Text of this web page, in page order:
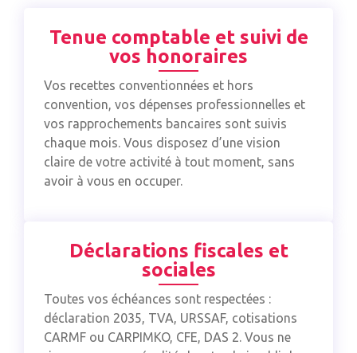
Tenue comptable et suivi de
vos honoraires
Vos recettes conventionnées et hors
convention, vos dépenses professionnelles et
vos rapprochements bancaires sont suivis
chaque mois. Vous disposez d’une vision
claire de votre activité à tout moment, sans
avoir à vous en occuper.
Déclarations fiscales et
sociales
Toutes vos échéances sont respectées :
déclaration 2035, TVA, URSSAF, cotisations
CARMF ou CARPIMKO, CFE, DAS 2. Vous ne